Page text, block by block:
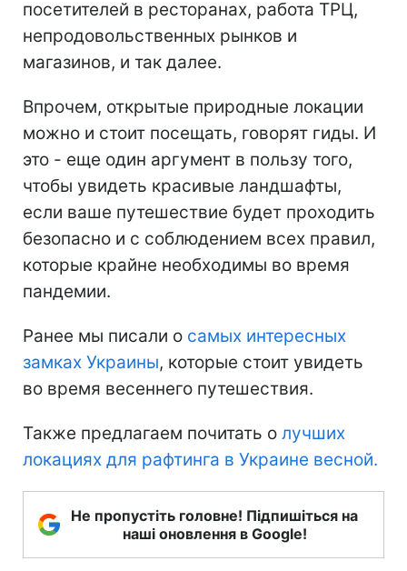
посетителей в ресторанах, работа ТРЦ,
непродовольственных рынков и
магазинов, и так далее.
Впрочем, открытые природные локации
можно и стоит посещать, говорят гиды. И
это - еще один аргумент в пользу того,
чтобы увидеть красивые ландшафты,
если ваше путешествие будет проходить
безопасно и с соблюдением всех правил,
которые крайне необходимы во время
пандемии.
Ранее мы писали о самых интересных
замках Украины, которые стоит увидеть
во время весеннего путешествия.
Также предлагаем почитать о лучших
локациях для рафтинга в Украине весной.
Не пропустіть головне! Підпишіться на
наші оновлення в Google!